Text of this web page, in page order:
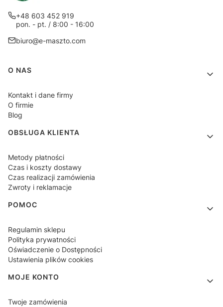
+48 603 452 919
pon. - pt. / 8:00 - 16:00
biuro@e-maszto.com
Linki w stopce
O NAS
Kontakt i dane firmy
O firmie
Blog
OBSŁUGA KLIENTA
Metody płatności
Czas i koszty dostawy
Czas realizacji zamówienia
Zwroty i reklamacje
POMOC
Regulamin sklepu
Polityka prywatności
Oświadczenie o Dostępności
Ustawienia plików cookies
MOJE KONTO
Twoje zamówienia